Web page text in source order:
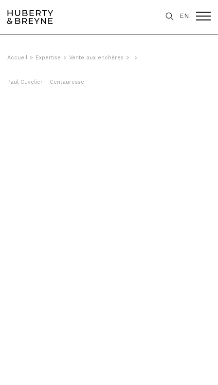
EN
Accueil > Expertise > Vente aux enchères > >
Paul Cuvelier - Centauresse